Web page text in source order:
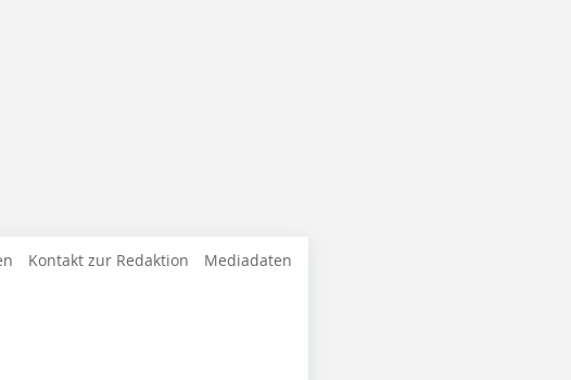
Kontakt zur Redaktion Mediadaten